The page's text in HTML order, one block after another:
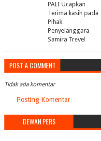
PALI Ucapkan
Terima kasih pada
Pihak
Penyelanggara
Samira Trevel
POST A COMMENT
Tidak ada komentar
Posting Komentar
DEWAN PERS